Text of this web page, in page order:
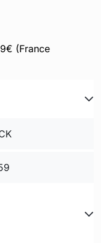
(France